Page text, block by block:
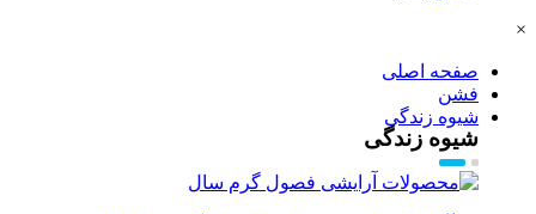
×
صفحه اصلی
فشن
شیوه زندگی
شیوه زندگی